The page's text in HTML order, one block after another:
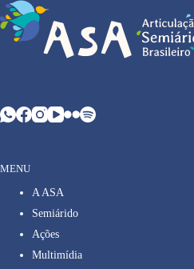
MENU
A ASA
Semiárido
Ações
Multimídia